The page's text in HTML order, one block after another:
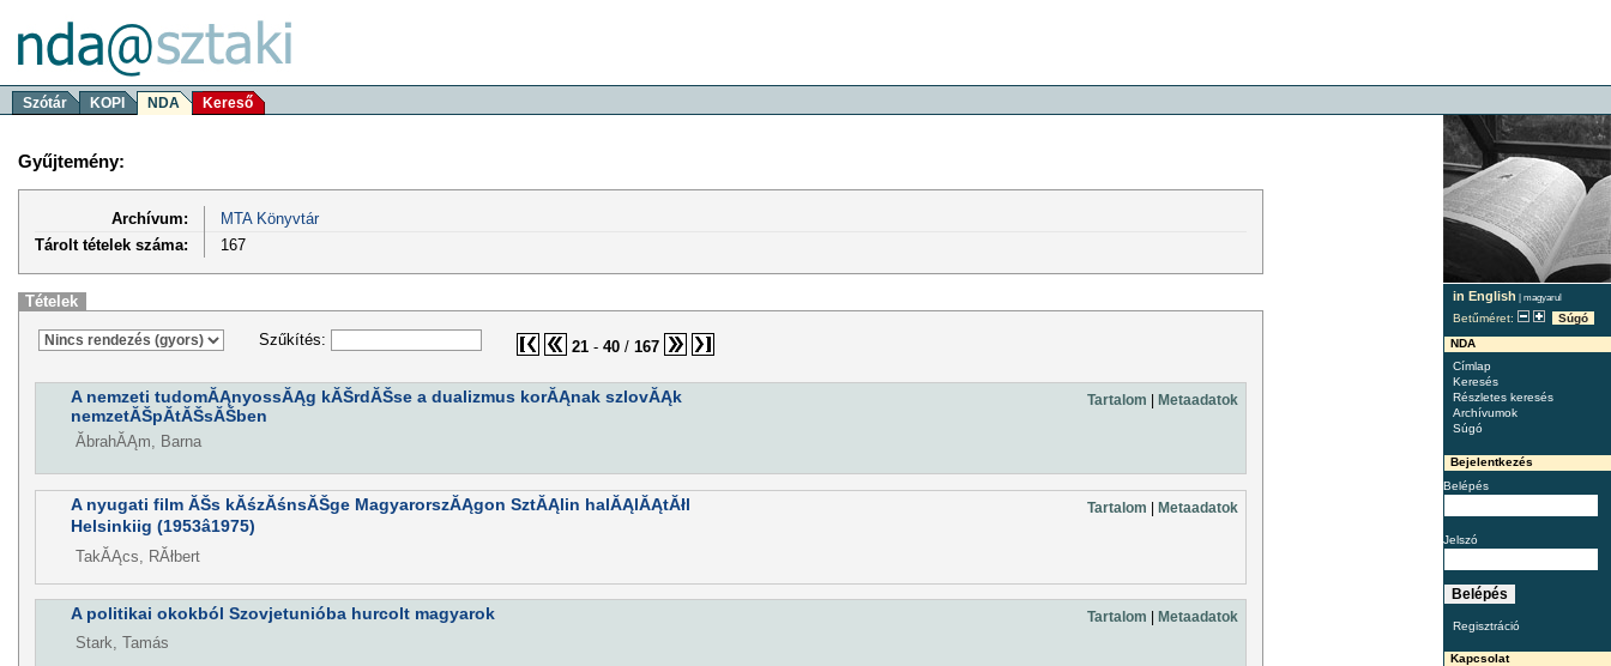
Szótár KOPI NDA Kereső
in English | magyarul
Betűméret:
Súgó
NDA
Címlap
Keresés
Részletes keresés
Archívumok
Súgó
Bejelentkezés
Belépés
Jelszó
Regisztráció
Kapcsolat
Gyűjtemény:
Archívum:
MTA Könyvtár
Tárolt tételek száma:
167
Tételek
Szűkítés: 21- 40/ 167
A nemzeti tudomĂĄnyossĂĄg kĂŠrdĂŠse a dualizmus korĂĄnak szlovĂĄk
nemzetĂŠpĂ­tĂŠsĂŠben
Tartalom | Metaadatok
ĂbrahĂĄm, Barna
A nyugati film ĂŠs kĂśzĂśnsĂŠge MagyarorszĂĄgon SztĂĄlin halĂĄlĂĄtĂłl
Helsinkiig (1953â1975)
Tartalom | Metaadatok
TakĂĄcs, RĂłbert
A politikai okokból Szovjetunióba hurcolt magyarok Tartalom Metaadatok
Stark, Tamás